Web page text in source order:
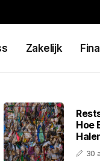
Zakelijk
Hoe
30